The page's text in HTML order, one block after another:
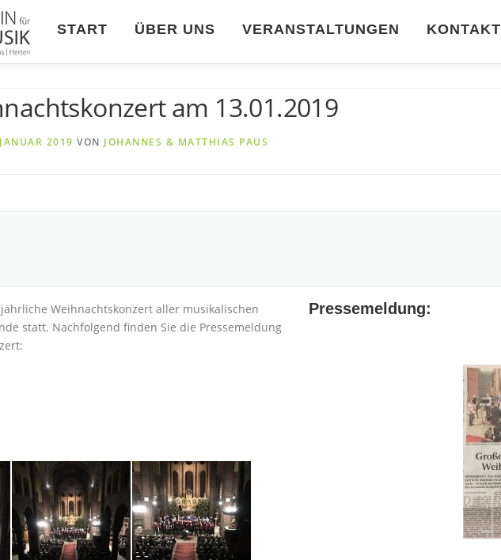
START ÜBER UNS VERANSTALTUNGEN KONTAKT
am 13.01.2019
2019 VON JOHANNES & MATTHIAS PAUS
Weihnachtskonzert aller musikalischen
statt. Nachfolgend finden Sie die Pressemeldung
Pressemeldung: